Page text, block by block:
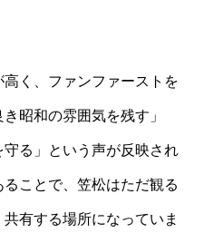
く、ファンファーストを
昭和の雰囲気を残す」
守る」という声が反映され
ことで、笠松はただ観る
有する場所になっていま